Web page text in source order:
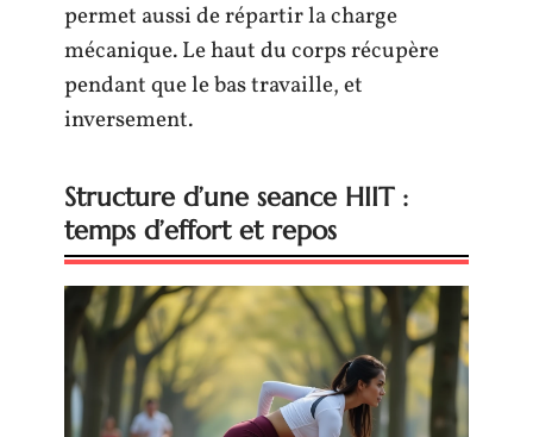
permet aussi de répartir la charge
mécanique. Le haut du corps récupère
pendant que le bas travaille, et
inversement.
Structure d’une seance HIIT :
temps d’effort et repos